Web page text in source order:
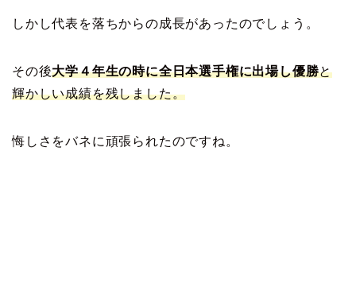
しかし代表を落ちからの成長があったのでしょう。
その後大学４年生の時に全日本選手権に出場し優勝と
輝かしい成績を残しました。
悔しさをバネに頑張られたのですね。